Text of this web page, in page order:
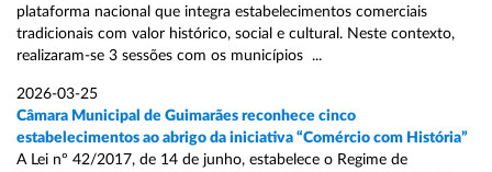
plataforma nacional que integra estabelecimentos comerciais
tradicionais com valor histórico, social e cultural. Neste contexto,
realizaram-se 3 sessões com os municípios ...
2026-03-25
Câmara Municipal de Guimarães reconhece cinco
estabelecimentos ao abrigo da iniciativa “Comércio com História”
A Lei nº 42/2017, de 14 de junho, estabelece o Regime de